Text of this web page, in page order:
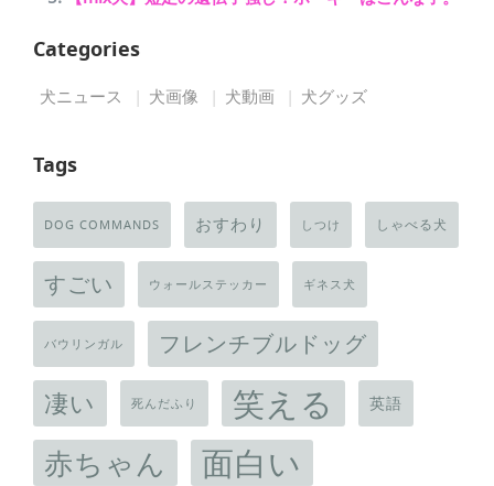
Categories
犬ニュース 犬画像 犬動画 犬グッズ
Tags
DOG COMMANDS おすわり しつけ しゃべる犬
すごい ウォールステッカー ギネス犬
バウリンガル フレンチブルドッグ
凄い 死んだふり 笑える 英語
赤ちゃん 面白い